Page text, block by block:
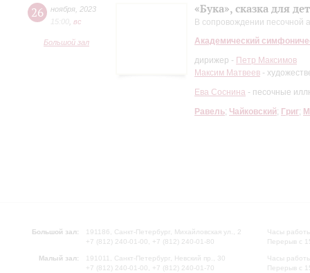
26 ноября 2023
15:00 вc
Большой зал
«Бука», сказка для
В сопровождении песочной
Академический
дирижер - Петр Максимов
Максим Матвеев -
Ева Соснина - песочные
Равель; Чайковский; Григ;
Большой зал:
191186, Санкт-Петербург, Михайловская ул., 2
+7 (812) 240-01-00, +7 (812) 240-01-80
Малый зал:
191011, Санкт-Петербург, Невский пр., 30
+7 (812) 240-01-00, +7 (812) 240-01-70
Часы
Перерыв с
Часы
Перерыв с